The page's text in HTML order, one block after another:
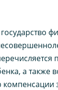
а также
компенсации